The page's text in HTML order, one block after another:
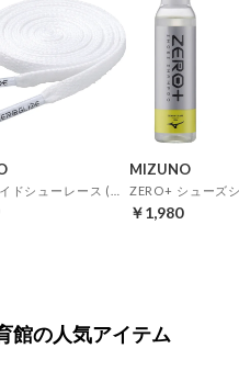
MIZUNO
￥1,980
館の人気アイテム